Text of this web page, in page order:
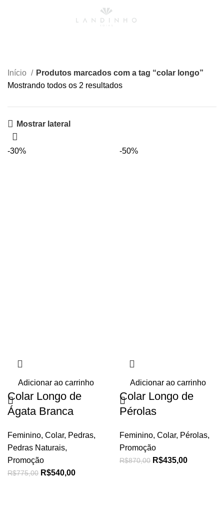
Início
Produtos marcados com a tag “colar longo”
Mostrando todos os 2 resultados
Mostrar lateral
-30%
Adicionar ao carrinho
Colar Longo de
Ágata Branca
Feminino, Colar, Pedras,
Pedras Naturais,
Promoção
R$775,00 R$540,00
-50%
Adicionar ao carrinho
Colar Longo de
Pérolas
Feminino, Colar, Pérolas,
Promoção
R$870,00 R$435,00